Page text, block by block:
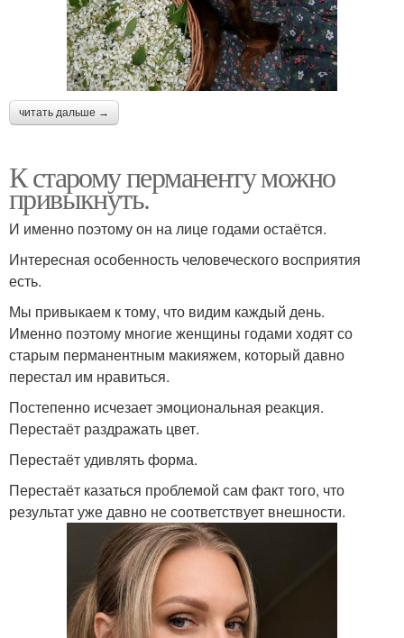
читать дальше →
К старому перманенту можно
привыкнуть.
И именно поэтому он на лице годами остаётся.
Интересная особенность человеческого восприятия
есть.
Мы привыкаем к тому, что видим каждый день.
Именно поэтому многие женщины годами ходят со
старым перманентным макияжем, который давно
перестал им нравиться.
Постепенно исчезает эмоциональная реакция.
Перестаёт раздражать цвет.
Перестаёт удивлять форма.
Перестаёт казаться проблемой сам факт того, что
результат уже давно не соответствует внешности.